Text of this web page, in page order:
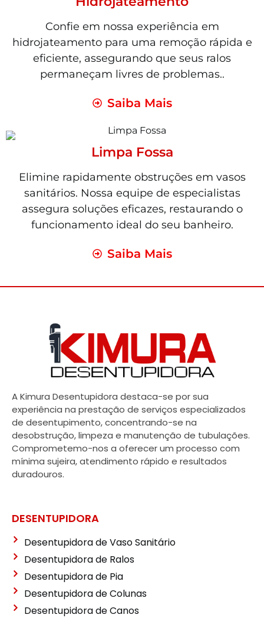
Confie em nossa experiência em
hidrojateamento para uma remoção rápida e
eficiente, assegurando que seus ralos
permaneçam livres de problemas..
Saiba Mais
Limpa Fossa
Elimine rapidamente obstruções em vasos
sanitários. Nossa equipe de especialistas
assegura soluções eficazes, restaurando o
funcionamento ideal do seu banheiro.
Saiba Mais
A Kimura Desentupidora destaca-se por sua
experiência na prestação de serviços especializados
de desentupimento, concentrando-se na
desobstrução, limpeza e manutenção de tubulações.
Comprometemo-nos a oferecer um processo com
mínima sujeira, atendimento rápido e resultados
duradouros.
DESENTUPIDORA
Desentupidora de Vaso Sanitário
Desentupidora de Ralos
Desentupidora de Pia
Desentupidora de Colunas
Desentupidora de Canos